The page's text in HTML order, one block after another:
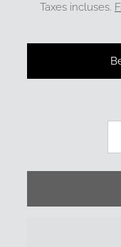
Taxes incluses.